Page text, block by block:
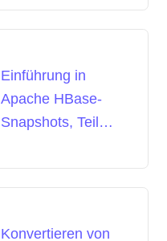
und MongoDB 4.0,
Enhanced
Einführung in
Apache HBase-
Snapshots, Teil
Konvertieren von